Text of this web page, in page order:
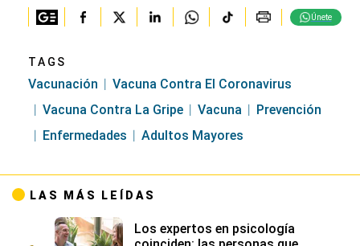
Únete
TAGS
Vacunación
Vacuna Contra El Coronavirus
Vacuna Contra La Gripe
Vacuna
Prevención
Enfermedades
Adultos Mayores
LAS MÁS LEÍDAS
Los expertos en psicología